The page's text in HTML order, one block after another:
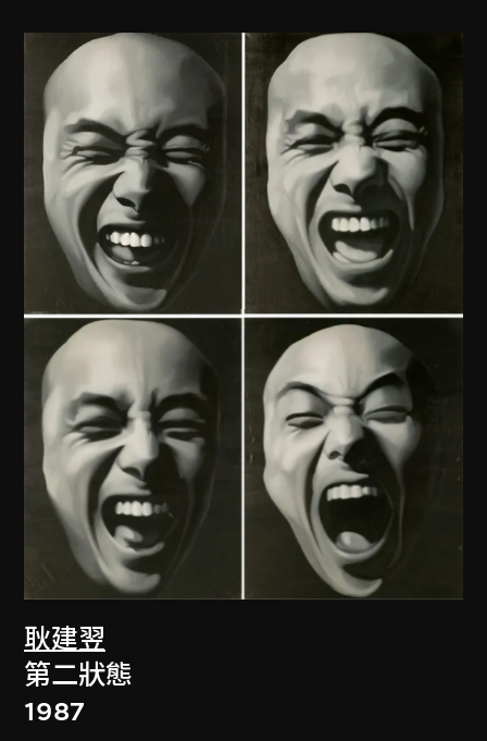
耿建翌
第二狀態
1987